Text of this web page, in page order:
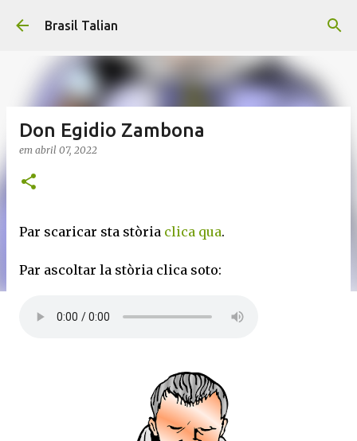
Pular para o conteúdo principal
Brasil Talian
Don Egidio Zambona
em abril 07, 2022
Par scaricar sta stòria clica qua.
Par ascoltar la stòria clica soto: